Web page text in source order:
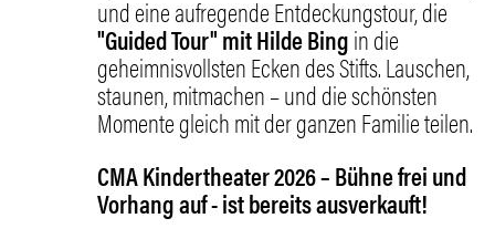
und eine aufregende Entdeckungstour, die
"Guided Tour" mit Hilde Bingin die
geheimnisvollsten Ecken des Stifts. Lauschen,
staunen, mitmachen – und die schönsten
Momente gleich mit der ganzen Familie teilen.
CMA Kindertheater 2026 – Bühne frei und
Vorhang auf - ist bereits ausverkauft!